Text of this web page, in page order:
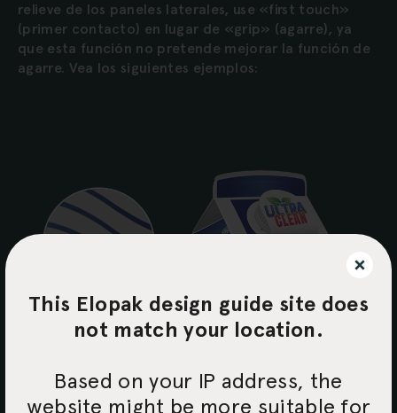
This Elopak design guide site does
not match your location.
Based on your IP address, the
website might be more suitable for
relieve de los paneles laterales, use «first touch»
(primer contacto) en lugar de «grip» (agarre), ya
que esta función no pretende mejorar la función de
agarre. Vea los siguientes ejemplos: